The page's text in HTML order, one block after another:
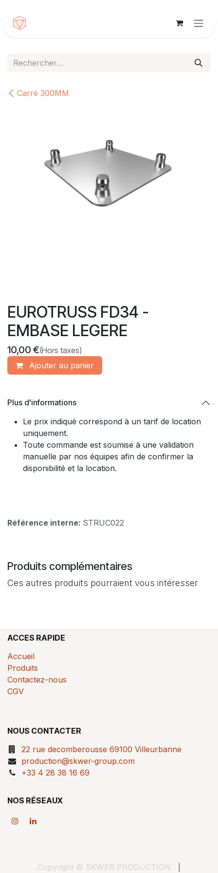
Carré 300MM
EUROTRUSS FD34 -
EMBASE LEGERE
10,00 €(Hors taxes)
Ajouter​ au panier
Plus d'informations
Le prix indiqué correspond à un tarif de location
uniquement.​
Toute commande est soumise à une validation
manuelle par nos équipes afin de confirmer la
disponibilité et la location.
Référence interne: STRUC022
Produits complémentaires
Ces autres produits pourraient vous intéresser
ACCES RAPIDE
Accueil
Produits
Contactez-nous
CGV
NOUS CONTACTER
22 rue decomberousse 69100 Villeurbanne
production@skwer-group.com
+33 4 28 38 16 69
NOS RÉSEAUX
Copyright © SKWER PRODUCTION